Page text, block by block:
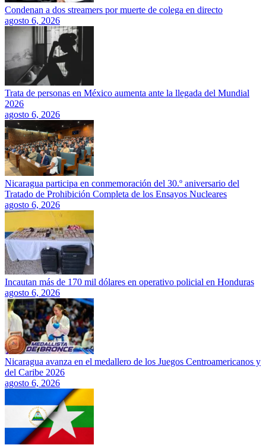
Condenan a dos streamers por muerte de colega en directo
agosto 6, 2026
Trata de personas en México aumenta ante la llegada del Mundial
2026
agosto 6, 2026
Nicaragua participa en conmemoración del 30.º aniversario del
Tratado de Prohibición Completa de los Ensayos Nucleares
agosto 6, 2026
Incautan más de 170 mil dólares en operativo policial en Honduras
agosto 6, 2026
Nicaragua avanza en el medallero de los Juegos Centroamericanos y
del Caribe 2026
agosto 6, 2026